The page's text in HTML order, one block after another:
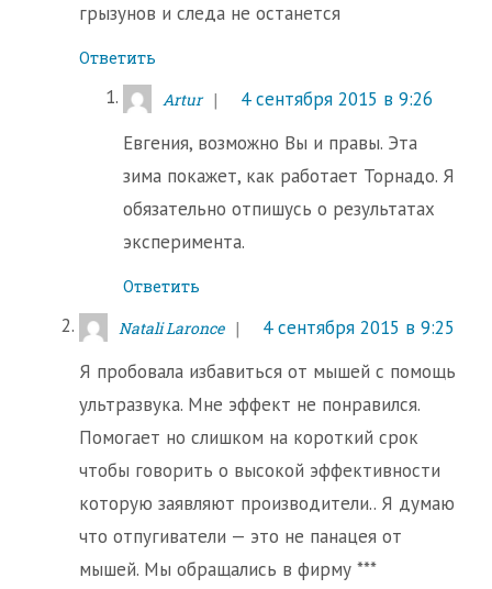
грызунов и следа не останется
Ответить
Artur
4 сентября 2015 в 9:26
Евгения, возможно Вы и правы. Эта
зима покажет, как работает Торнадо. Я
обязательно отпишусь о результатах
эксперимента.
Ответить
Natali Laronce
4 сентября 2015 в 9:25
Я пробовала избавиться от мышей с помощь
ультразвука. Мне эффект не понравился.
Помогает но слишком на короткий срок
чтобы говорить о высокой эффективности
которую заявляют производители.. Я думаю
что отпугиватели — это не панацея от
мышей. Мы обращались в фирму ***